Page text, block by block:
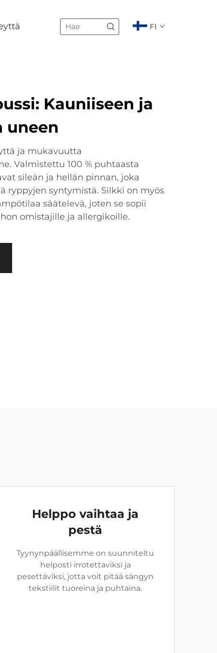
FI
Kauniiseen ja
uneen
ja mukavuutta
Valmistettu 100 % puhtaasta
sileän ja hellän pinnan, joka
ryppyjen syntymistä. Silkki on myös
säätelevä, joten se sopii
omistajille ja allergikoille.
Helppo vaihtaa ja
pestä
Tyynynpäällisemme on suunniteltu
helposti irrotettaviksi ja
pesettäviksi, jotta voit pitää sängyn
tekstiilit tuoreina ja puhtaina.